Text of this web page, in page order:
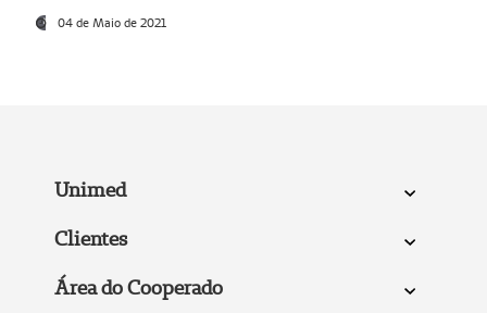
04 de Maio de 2021
Unimed
Clientes
Área do Cooperado